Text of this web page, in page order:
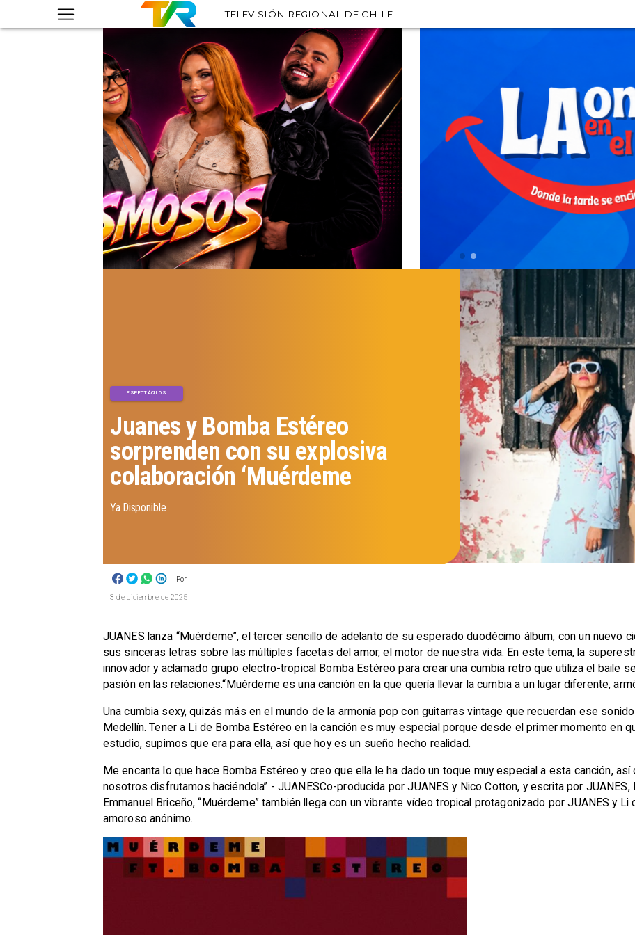
TELEVISIÓN REGIONAL DE CHILE
Por
Juanes y Bomba Estéreo
sorprenden con su explosiva
colaboración ‘Muérdeme
ESPECTÁCULOS
Ya Disponible
3 de diciembre de 2025
JUANES lanza “Muérdeme”, el tercer sencillo de adelanto de su esperado duodécimo álbum, con un nuevo
sus sinceras letras sobre las múltiples facetas del amor, el motor de nuestra vida. En este tema, la
innovador y aclamado grupo electro-tropical Bomba Estéreo para crear una cumbia retro que utiliza el baile
pasión en las relaciones.“Muérdeme es una canción en la que quería llevar la cumbia a un lugar diferente,
Una cumbia sexy, quizás más en el mundo de la armonía pop con guitarras vintage que recuerdan ese
Medellín. Tener a Li de Bomba Estéreo en la canción es muy especial porque desde el primer momento en
estudio, supimos que era para ella, así que hoy es un sueño hecho realidad.
Me encanta lo que hace Bomba Estéreo y creo que ella le ha dado un toque muy especial a esta canción,
nosotros disfrutamos haciéndola” - JUANESCo-producida por JUANES y Nico Cotton, y escrita por
Emmanuel Briceño, “Muérdeme” también llega con un vibrante vídeo tropical protagonizado por JUANES y
amoroso anónimo.